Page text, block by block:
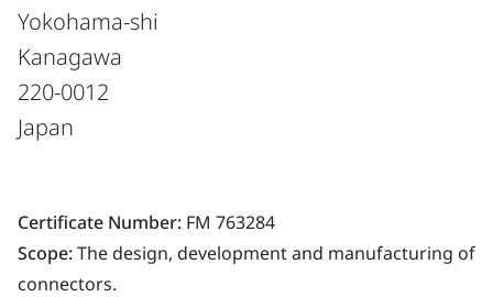
Yokohama-shi
Kanagawa
220-0012
Japan
Certificate Number: FM 763284
Scope:The design, development and manufacturing of
connectors.